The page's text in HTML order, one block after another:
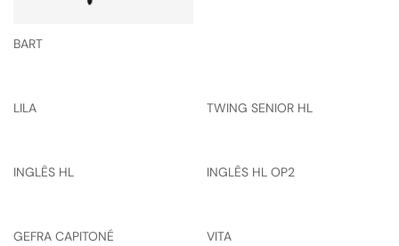
BART
LILA TWING SENIOR HL
INGLÊS HL INGLÊS HL OP2
GEFRA CAPITONÉ VITA